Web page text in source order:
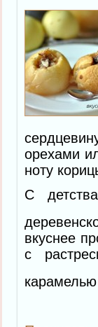
орехами
ноту
С
вкуснее
с
карамелью